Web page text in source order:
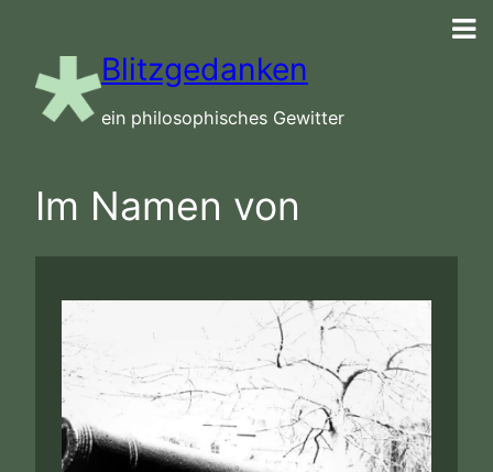
springen
Blitzgedanken
ein philosophisches Gewitter
Im Namen von